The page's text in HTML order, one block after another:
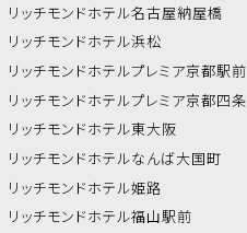
リッチモンドホテル名古屋納屋橋
リッチモンドホテル浜松
リッチモンドホテルプレミア京都駅前
リッチモンドホテルプレミア京都四条
リッチモンドホテル東大阪
リッチモンドホテルなんば大国町
リッチモンドホテル姫路
リッチモンドホテル福山駅前